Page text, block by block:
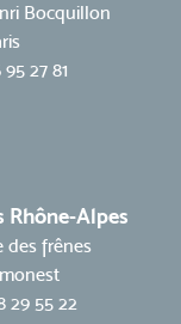
Bocquillon
27 81
Rhône-Alpes
des frênes
29 55 22